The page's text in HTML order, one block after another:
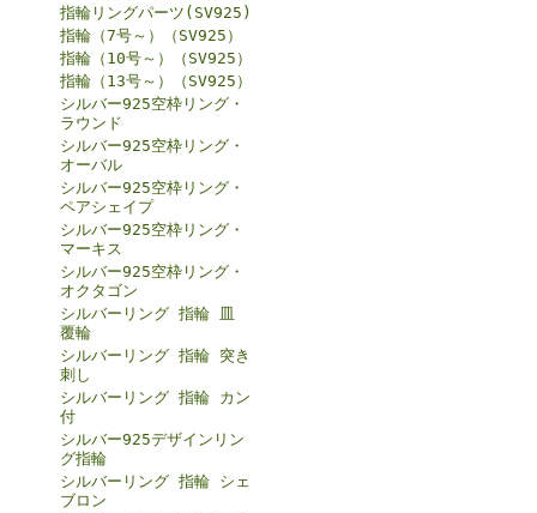
指輪リングパーツ(SV925)
指輪（7号～）（SV925）
指輪（10号～）（SV925）
指輪（13号～）（SV925）
シルバー925空枠リング・
ラウンド
シルバー925空枠リング・
オーバル
シルバー925空枠リング・
ペアシェイプ
シルバー925空枠リング・
マーキス
シルバー925空枠リング・
オクタゴン
シルバーリング 指輪 皿
覆輪
シルバーリング 指輪 突き
刺し
シルバーリング 指輪 カン
付
シルバー925デザインリン
グ指輪
シルバーリング 指輪 シェ
ブロン